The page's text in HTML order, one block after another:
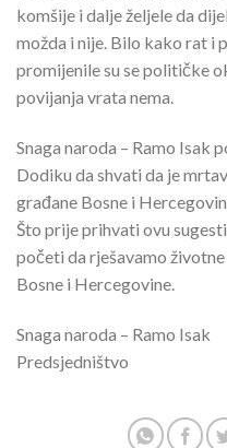
komšije i dalje željele da
možda i nije. Bilo kako rat i
promijenile su se političke
povijanja vrata nema.
Snaga naroda – Ramo Isak
Dodiku da shvati da je
građane Bosne i
Što prije prihvati ovu
početi da rješavamo
Bosne i Hercegovine.
Snaga naroda – Ramo Isak
Predsjedništvo